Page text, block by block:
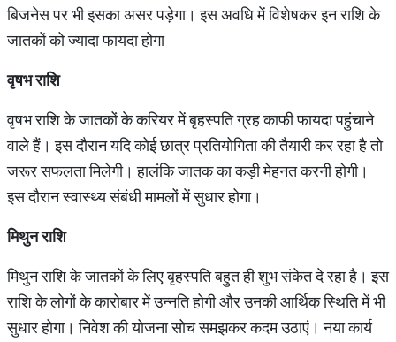
बिजनेस पर भी इसका असर पड़ेगा। इस अवधि में विशेषकर इन राशि के
जातकों को ज्यादा फायदा होगा -
वृषभराशि
वृषभ राशि के जातकों के करियर में बृहस्पति ग्रह काफी फायदा पहुंचाने
वाले हैं। इस दौरान यदि कोई छात्र प्रतियोगिता की तैयारी कर रहा है तो
जरूर सफलता मिलेगी। हालंकि जातक का कड़ी मेहनत करनी होगी।
इस दौरान स्वास्थ्य संबंधी मामलों में सुधार होगा।
मिथुनराशि
मिथुन राशि के जातकों के लिए बृहस्पति बहुत ही शुभ संकेत दे रहा है। इस
राशि के लोगों के कारोबार में उन्नति होगी और उनकी आर्थिक स्थिति में भी
सुधार होगा। निवेश की योजना सोच समझकर कदम उठाएं। नया कार्य